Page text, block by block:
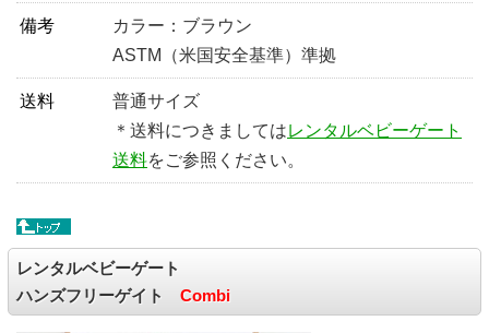
備考
カラー：ブラウン
ASTM（米国安全基準）準拠
送料
普通サイズ
＊送料につきましてはレンタルベビーゲート
送料をご参照ください。
レンタルベビーゲート
ハンズフリーゲイト Combi